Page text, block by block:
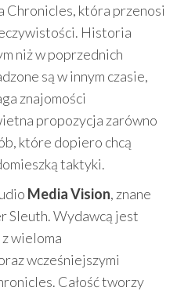
Chronicles, która przenosi
Historia
niż w poprzednich
są w innym czasie,
znajomości
propozycja zarówno
które dopiero chcą
taktyki.
Media Vision, znane
Sleuth. Wydawcą jest
wieloma
wcześniejszymi
Całość tworzy